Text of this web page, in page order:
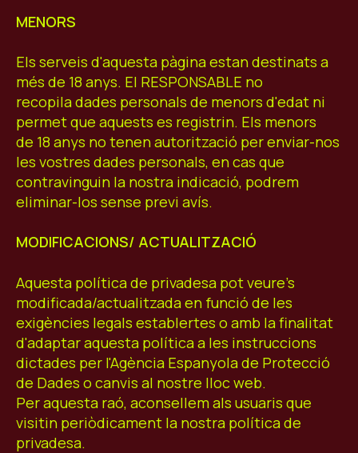
MENORS
Els serveis d'aquesta pàgina estan destinats a
més de 18 anys. El RESPONSABLE no
recopila dades personals de menors d'edat ni
permet que aquests es registrin. Els menors
de 18 anys no tenen autorització per enviar-nos
les vostres dades personals, en cas que
contravinguin la nostra indicació, podrem
eliminar-los sense previ avís.
MODIFICACIONS/ ACTUALITZACIÓ
Aquesta política de privadesa pot veure's
modificada/actualitzada en funció de les
exigències legals establertes o amb la finalitat
d'adaptar aquesta política a les instruccions
dictades per l'Agència Espanyola de Protecció
de Dades o canvis al nostre lloc web.
Per aquesta raó, aconsellem als usuaris que
visitin periòdicament la nostra política de
privadesa.